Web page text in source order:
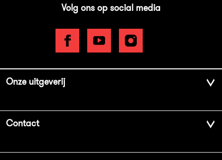
Volg ons op social media
Onze uitgeverij
Contact